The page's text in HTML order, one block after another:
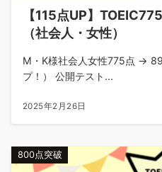
【115点UP】
（社会人・女性）
M・K様社会人女性775点 →
プ！） 公開テスト...
2025年2月26日
800点突破